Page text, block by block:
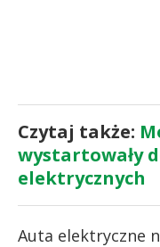
Czytaj także:
wystartowały
elektrycznych
Auta elektryczne